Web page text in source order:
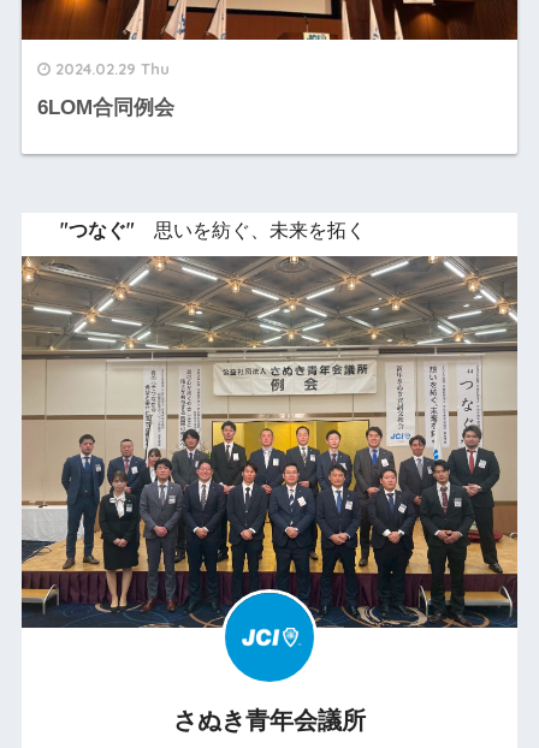
2024.02.29 Thu
6LOM合同例会
"つなぐ" 思いを紡ぐ、未来を拓く
さぬき青年会議所